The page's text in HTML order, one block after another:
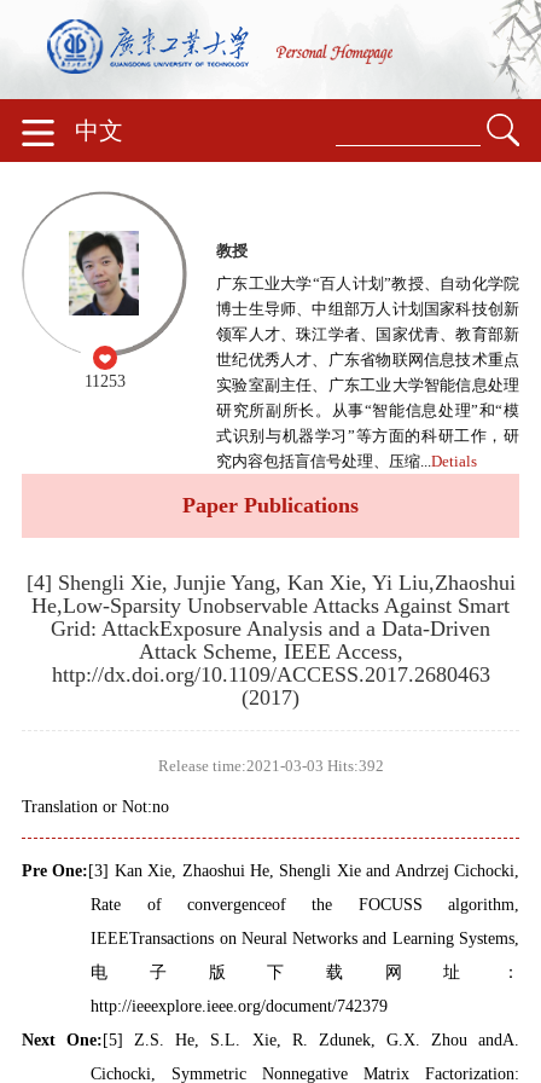
中文
11253
教授
广东工业大学“百人计划”教授、自动化学院
博士生导师、中组部万人计划国家科技创新
领军人才、珠江学者、国家优青、教育部新
世纪优秀人才、广东省物联网信息技术重点
实验室副主任、广东工业大学智能信息处理
研究所副所长。从事“智能信息处理”和“模
式识别与机器学习”等方面的科研工作，研
究内容包括盲信号处理、压缩...Detials
Paper Publications
[4] Shengli Xie, Junjie Yang, Kan Xie, Yi Liu,Zhaoshui
He,Low-Sparsity Unobservable Attacks Against Smart
Grid: AttackExposure Analysis and a Data-Driven
Attack Scheme, IEEE Access,
http://dx.doi.org/10.1109/ACCESS.2017.2680463
(2017)
Release time:2021-03-03 Hits:392
Translation or Not:no
Pre One:[3] Kan Xie, Zhaoshui He, Shengli Xie and Andrzej Cichocki,
Rate of convergenceof the FOCUSS algorithm,
IEEETransactions on Neural Networks and Learning Systems,
电子版下载网址：
http://ieeexplore.ieee.org/document/742379
Next One:[5] Z.S. He, S.L. Xie, R. Zdunek, G.X. Zhou andA.
Cichocki, Symmetric Nonnegative Matrix Factorization: